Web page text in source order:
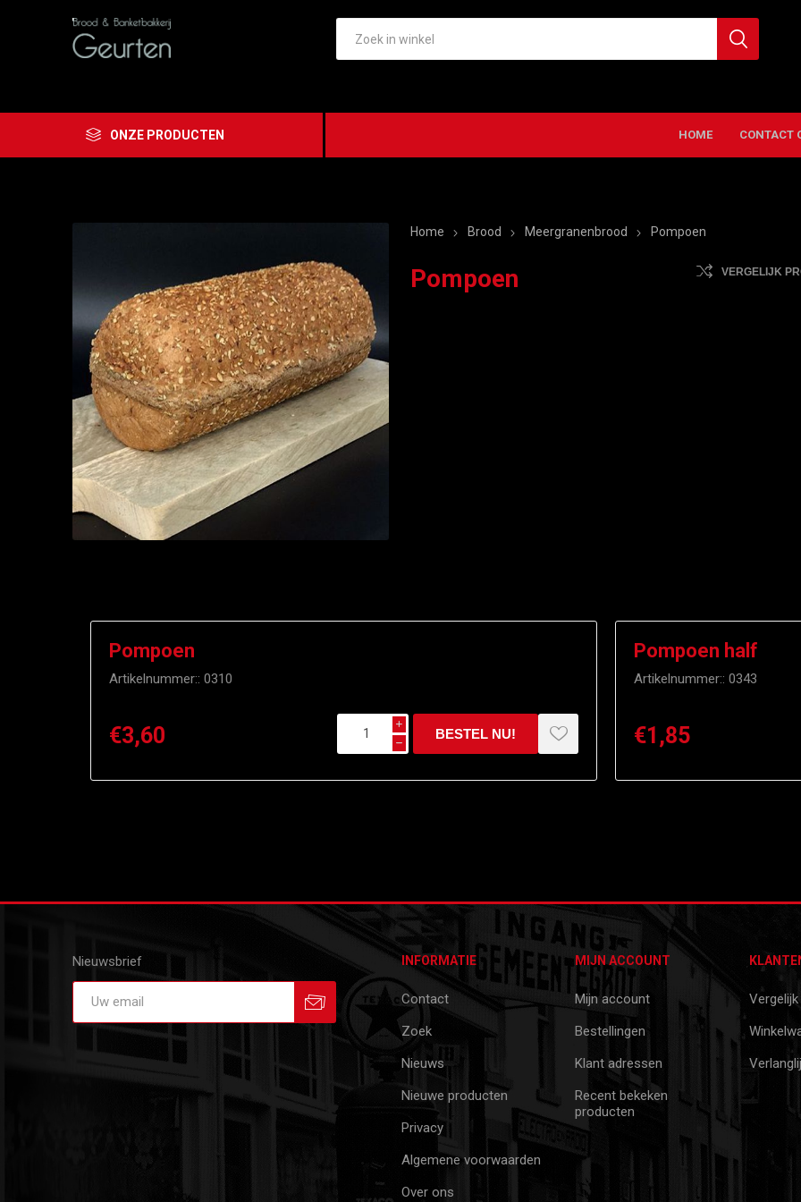
ONZE PRODUCTEN HOME CONTACT
Home Brood Meergranenbrood Pompoen
Pompoen VERGELIJK
Pompoen
Artikelnummer:: 0310
€3,60 i
h
Pompoen half
Artikelnummer:: 0343
€1,85
Nieuwsbrief
Aanmelden
INFORMATIE
Contact
Zoek
Nieuws
Nieuwe producten
Privacy
Algemene voorwaarden
Over ons
MIJN ACCOUNT
Mijn account
Bestellingen
Klant adressen
Recent bekeken
producten